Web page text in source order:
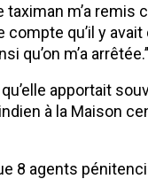
m’a remis
qu’il y
qu’on m’a arrêtée.’’
apportait
à la Maison
8 agents